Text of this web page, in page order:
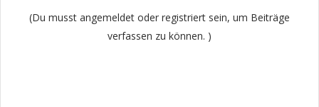
(Du musst angemeldet oder registriert sein, um Beiträge
verfassen zu können. )